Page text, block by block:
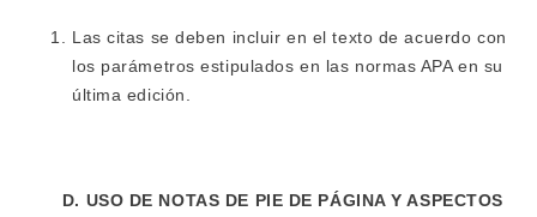
Las citas se deben incluir en el texto de acuerdo con
los parámetros estipulados en las normas APA en su
última edición.
D. USO DE NOTAS DE PIE DE PÁGINA Y ASPECTOS